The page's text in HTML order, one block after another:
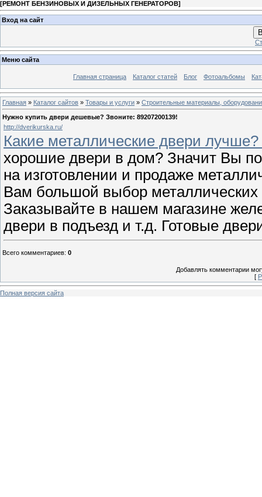
[РЕМОНТ БЕНЗИНОВЫХ И ДИЗЕЛЬНЫХ ГЕНЕРАТОРОВ]
Вход на сайт
Меню сайта
Главная страница Каталог статей Блог Фотоальбомы
Главная » Каталог сайтов » Товары и услуги » Строительные материалы,
Нужно купить двери дешевые? Звоните: 89207200139!
http://dverikurska.ru/
Какие металлические двери
хорошие двери в дом? Значит Вы
на изготовлении и продаже
Вам большой выбор металлических
Заказывайте в нашем магазине
двери в подъезд и т.д. Готовые
Всего комментариев: 0
Добавлять комментарии
[
Полная версия сайта